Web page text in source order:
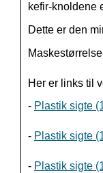
kefir-knoldene
Dette er den
Her er links til
- Plastik sigte
- Plastik sigte
- Plastik sigte